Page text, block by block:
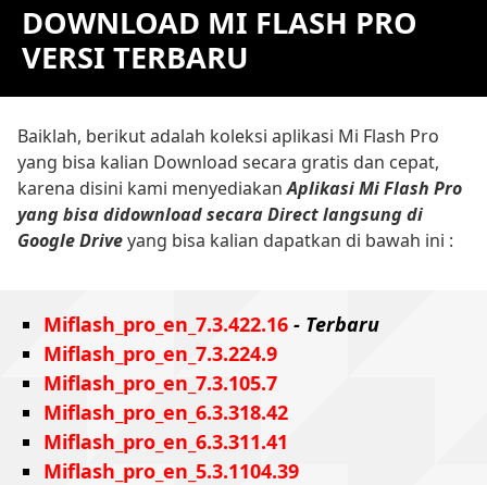
DOWNLOAD MI FLASH PRO
VERSI TERBARU
Baiklah, berikut adalah koleksi aplikasi Mi Flash Pro
yang bisa kalian Download secara gratis dan cepat,
karena disini kami menyediakanAplikasi Mi Flash Pro
yang bisa didownload secara Direct langsung di
Google Driveyang bisa kalian dapatkan di bawah ini :
Miflash_pro_en_7.3.422.16 - Terbaru
Miflash_pro_en_7.3.224.9
Miflash_pro_en_7.3.105.7
Miflash_pro_en_6.3.318.42
Miflash_pro_en_6.3.311.41
Miflash_pro_en_5.3.1104.39